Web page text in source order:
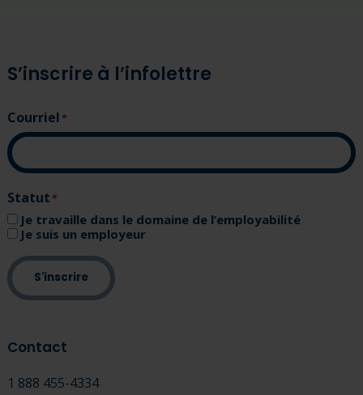
S’inscrire à l’infolettre
Courriel (Nécessaire)
Statut (Nécessaire)
Je travaille dans le domaine de l’employabilité
Je suis un employeur
S'inscrire
Contact
1 888 455-4334